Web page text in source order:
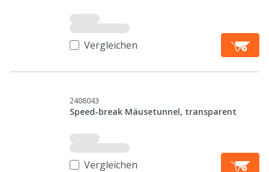
Vergleichen
2408043
Speed-break Mäusetunnel, transparent
Vergleichen